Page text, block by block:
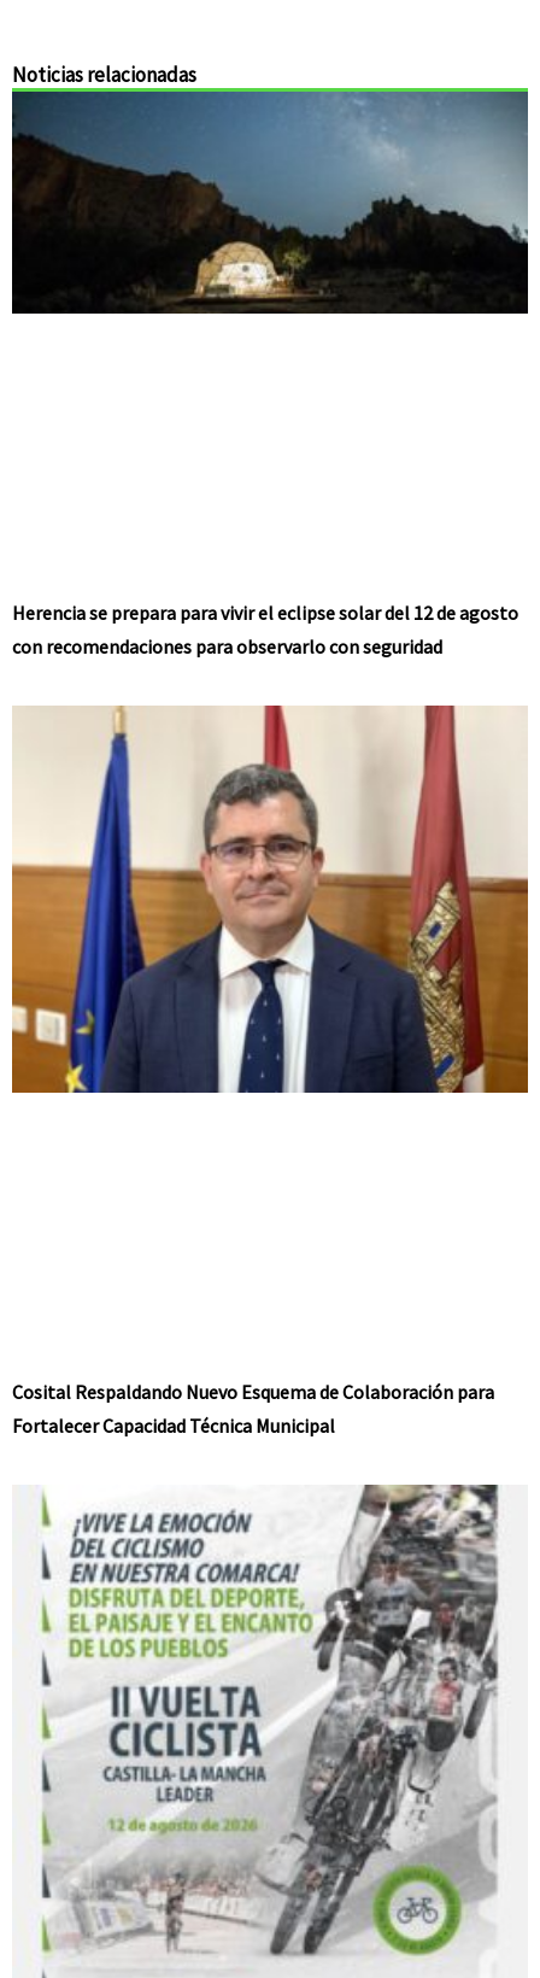
Noticias relacionadas
Herencia se prepara para vivir el eclipse solar del 12 de agosto
con recomendaciones para observarlo con seguridad
Cosital Respaldando Nuevo Esquema de Colaboración para
Fortalecer Capacidad Técnica Municipal